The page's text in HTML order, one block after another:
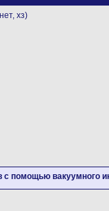
хз)
с помощью вакуумного